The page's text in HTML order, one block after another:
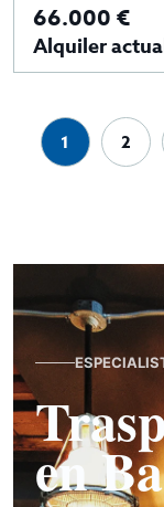
66.000 €
Alquiler
1 2
en